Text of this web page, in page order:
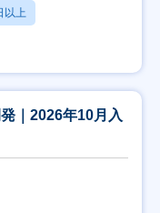
以上
｜2026年10月入